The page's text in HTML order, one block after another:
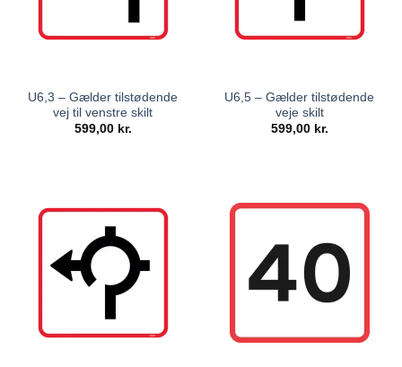
U6,3 – Gælder tilstødende
vej til venstre skilt
599,00 kr.
U6,5 – Gælder tilstødende
veje skilt
599,00 kr.